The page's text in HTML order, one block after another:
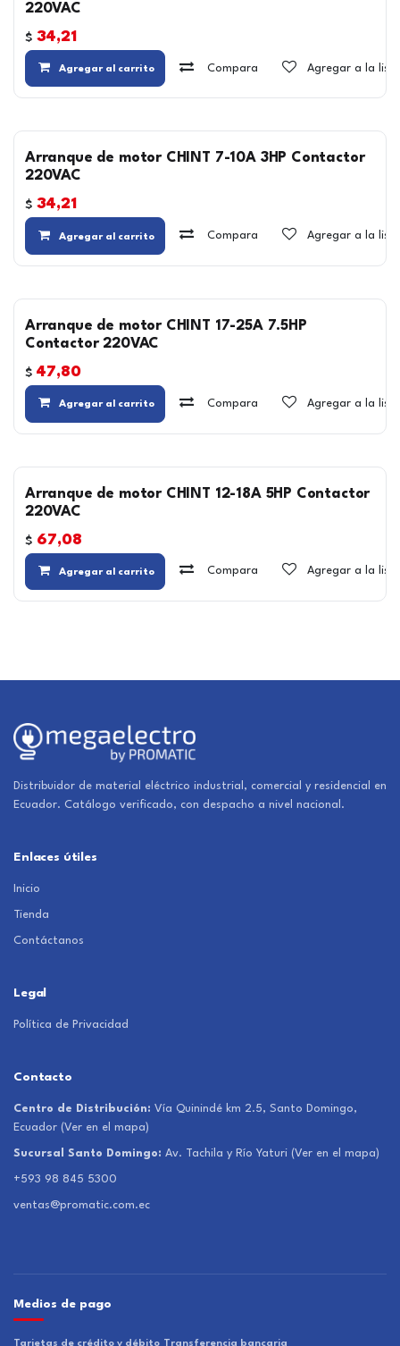
220VAC
$ 34,21
Agregar al carrito Compara Agregar a la
Arranque de motor CHINT 7-10A 3HP Contactor
220VAC
$ 34,21
Agregar al carrito Compara Agregar a la
Arranque de motor CHINT 17-25A 7.5HP
Contactor 220VAC
$ 47,80
Agregar al carrito Compara Agregar a la
Arranque de motor CHINT 12-18A 5HP Contactor
220VAC
$ 67,08
Agregar al carrito Compara Agregar a la
Distribuidor de material eléctrico industrial, comercial y residencial en
Ecuador. Catálogo verificado, con despacho a nivel nacional.
Enlaces útiles
Inicio
Tienda
Contáctanos
Legal
Política de Privacidad
Contacto
Centro de Distribución: Vía Quinindé km 2.5, Santo Domingo,
Ecuador (Ver en el mapa)
Sucursal Santo Domingo: Av. Tachila y Río Yaturi (Ver en el mapa)
+593 98 845 5300
ventas@promatic.com.ec
Medios de pago
Tarjetas de crédito y débito Transferencia bancaria